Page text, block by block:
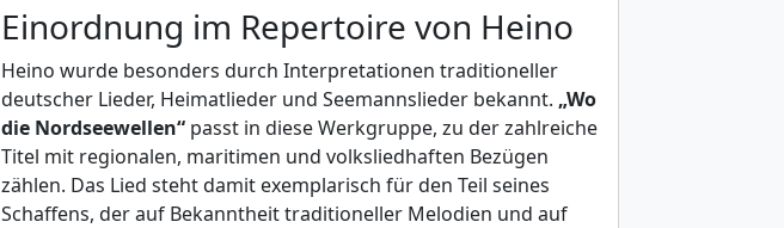
Einordnung im Repertoire von Heino
Heino wurde besonders durch Interpretationen traditioneller
deutscher Lieder, Heimatlieder und Seemannslieder bekannt. „Wo
die Nordseewellen“ passt in diese Werkgruppe, zu der zahlreiche
Titel mit regionalen, maritimen und volksliedhaften Bezügen
zählen. Das Lied steht damit exemplarisch für den Teil seines
Schaffens, der auf Bekanntheit traditioneller Melodien und auf